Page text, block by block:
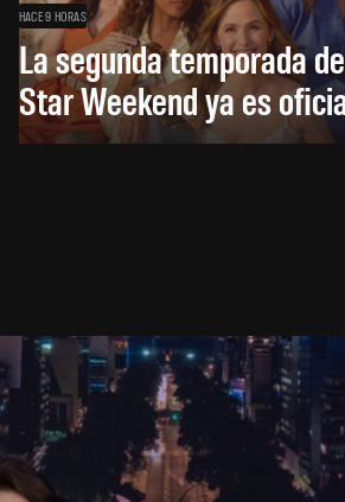
HACE 9 HORAS
La segunda temporada
Star Weekend ya es